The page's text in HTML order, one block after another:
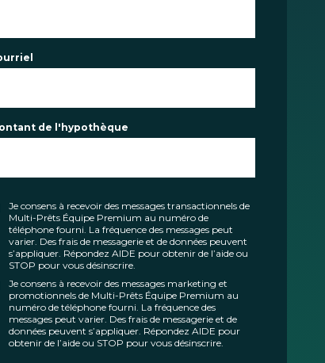
de l'hypothèque
Je consens à recevoir des messages transactionnels de
Multi-Prêts Équipe Premium au numéro de
téléphone fourni. La fréquence des messages peut
varier. Des frais de messagerie et de données peuvent
s’appliquer. Répondez AIDE pour obtenir de l’aide ou
STOP pour vous désinscrire.
Je consens à recevoir des messages marketing et
promotionnels de Multi-Prêts Équipe Premium au
numéro de téléphone fourni. La fréquence des
messages peut varier. Des frais de messagerie et de
données peuvent s’appliquer. Répondez AIDE pour
obtenir de l’aide ou STOP pour vous désinscrire.